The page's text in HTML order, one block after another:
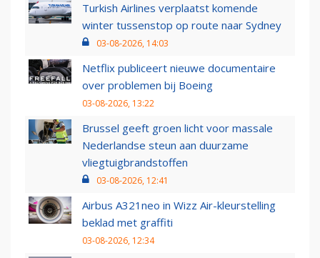
Turkish Airlines verplaatst komende
winter tussenstop op route naar Sydney
03-08-2026, 14:03
Netflix publiceert nieuwe documentaire
over problemen bij Boeing
03-08-2026, 13:22
Brussel geeft groen licht voor massale
Nederlandse steun aan duurzame
vliegtuigbrandstoffen
03-08-2026, 12:41
Airbus A321neo in Wizz Air-kleurstelling
beklad met graffiti
03-08-2026, 12:34